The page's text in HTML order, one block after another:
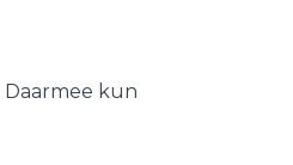
kun